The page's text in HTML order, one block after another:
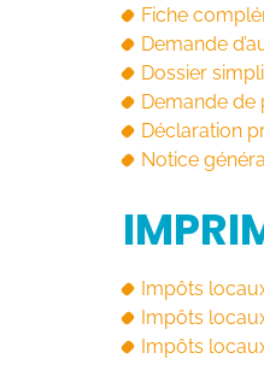
Fiche
Demande
Dossier
Demande de
Déclaration
Notice
Impôts
Impôts
Impôts